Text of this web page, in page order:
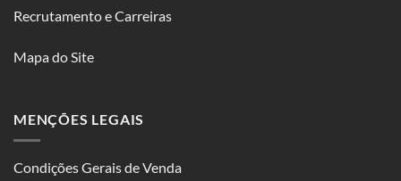
Recrutamento e Carreiras
Mapa do Site
MENÇÕES LEGAIS
Condições Gerais de Venda